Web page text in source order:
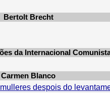
Bertolt Brecht
da Internacional
Carmen Blanco
despois do